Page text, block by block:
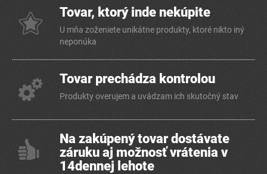
Tovar, ktorý inde nekúpite
U mňa zoženiete unikátne produkty, ktoré nikto iný
neponúka
Tovar prechádza kontrolou
Produkty overujem a uvádzam ich skutočný stav
Na zakúpený tovar dostávate
záruku aj možnosť vrátenia v
14dennej lehote